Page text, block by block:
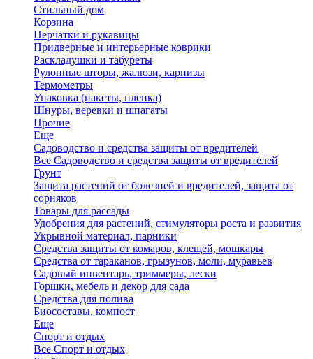
Стильный дом
Корзина
Перчатки и рукавицы
Придверные и интерьерные коврики
Раскладушки и табуреты
Рулонные шторы, жалюзи, карнизы
Термометры
Упаковка (пакеты, пленка)
Шнуры, веревки и шпагаты
Прочие
Еще
Садоводство и средства защиты от вредителей
Все Садоводство и средства защиты от вредителей
Грунт
Защита растений от болезней и вредителей, защита от
сорняков
Товары для рассады
Удобрения для растений, стимуляторы роста и развития
Укрывной материал, парники
Средства защиты от комаров, клещей, мошкары
Средства от тараканов, грызунов, моли, муравьев
Садовый инвентарь, триммеры, лески
Горшки, мебель и декор для сада
Средства для полива
Биосоставы, компост
Еще
Спорт и отдых
Все Спорт и отдых